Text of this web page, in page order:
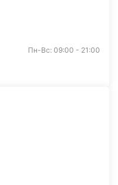
Пн-Вс: 09:00 - 21:00